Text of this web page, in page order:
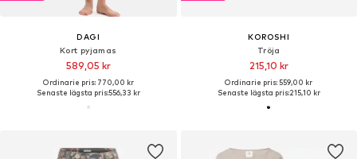
DAGI
Kort pyjamas
589,05 kr
Ordinarie pris: 770,00 kr
Senaste lägsta pris:556,33 kr
KOROSHI
Tröja
215,10 kr
Ordinarie pris: 559,00 kr
Senaste lägsta pris:215,10 kr